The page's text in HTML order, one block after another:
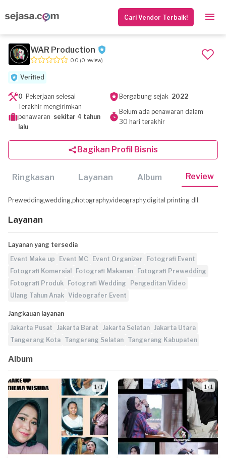
Cari Vendor Terbaik!
WAR Production
0.0 (0 review)
Verified
0 Pekerjaan selesai Bergabung sejak 2022
Terakhir mengirimkan
penawaran sekitar 4 tahun
lalu
Belum ada penawaran dalam
30 hari terakhir
Bagikan Profil Bisnis
Ringkasan Layanan Album Review
Prewedding,wedding,photography,videography,digital printing dll.
Layanan
Layanan yang tersedia
Event Make up
Event MC Event Organizer
Fotografi Event
Fotografi Komersial
Fotografi Makanan
Fotografi Prewedding
Fotografi Produk
Fotografi Wedding
Pengeditan Video
Ulang Tahun Anak Videografer Event
Jangkauan layanan
Jakarta Pusat
Jakarta Barat Jakarta Selatan Jakarta Utara
Tangerang Kota Tangerang Selatan Tangerang Kabupaten
Album
1 / 1 1 / 1